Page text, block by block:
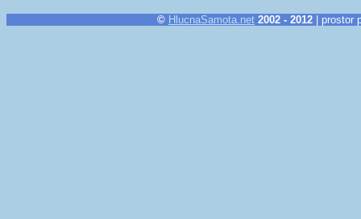
© HlucnaSamota.net 2002 - 2012 | prostor